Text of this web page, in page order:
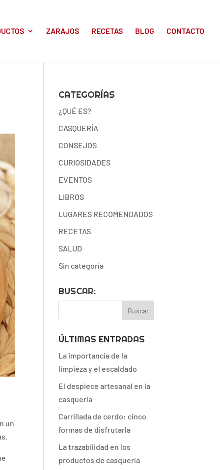
ZARAJOS RECETAS BLOG CONTACTO
un
CATEGORÍAS
¿QUÉ ES?
CASQUERÍA
CONSEJOS
CURIOSIDADES
EVENTOS
LIBROS
LUGARES RECOMENDADOS
RECETAS
SALUD
Sin categoría
BUSCAR:
ÚLTIMAS ENTRADAS
La importancia de la
limpieza y el escaldado
El despiece artesanal en la
casquería
Carrillada de cerdo: cinco
formas de disfrutarla
La trazabilidad en los
productos de casquería